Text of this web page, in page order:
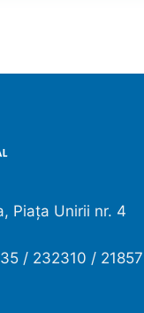
Piața Unirii nr. 4
/ 232310 /